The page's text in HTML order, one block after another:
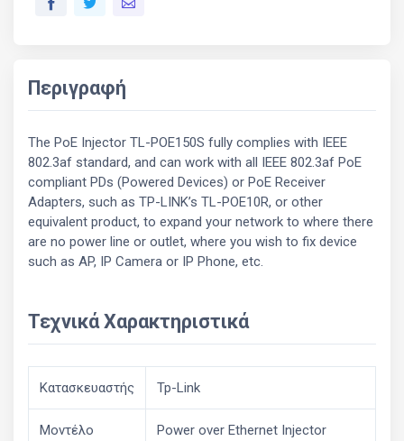
Περιγραφή
The PoE Injector TL-POE150S fully complies with IEEE
802.3af standard, and can work with all IEEE 802.3af PoE
compliant PDs (Powered Devices) or PoE Receiver
Adapters, such as TP-LINK’s TL-POE10R, or other
equivalent product, to expand your network to where there
are no power line or outlet, where you wish to fix device
such as AP, IP Camera or IP Phone, etc.
Τεχνικά Χαρακτηριστικά
Κατασκευαστής Tp-Link
Μοντέλο
Power over Ethernet Injector